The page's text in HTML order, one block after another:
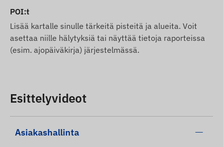
POI:t
Lisää kartalle sinulle tärkeitä pisteitä ja alueita. Voit
asettaa niille hälytyksiä tai näyttää tietoja raporteissa
(esim. ajopäiväkirja) järjestelmässä.
Esittelyvideot
Asiakashallinta